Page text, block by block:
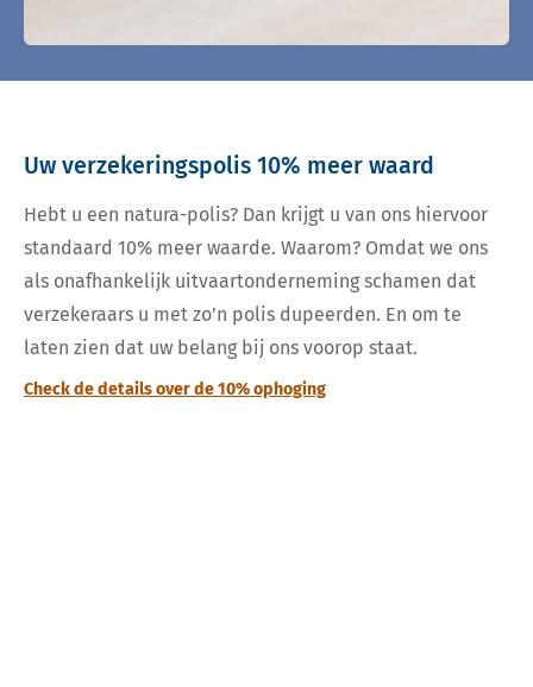
Uw verzekeringspolis 10% meer waard
Hebt u een natura-polis? Dan krijgt u van ons hiervoor
standaard 10% meer waarde. Waarom? Omdat we ons
als onafhankelijk uitvaartonderneming schamen dat
verzekeraars u met zo’n polis dupeerden. En om te
laten zien dat uw belang bij ons voorop staat.
Check de details over de 10% ophoging